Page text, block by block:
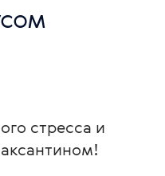
стресса и